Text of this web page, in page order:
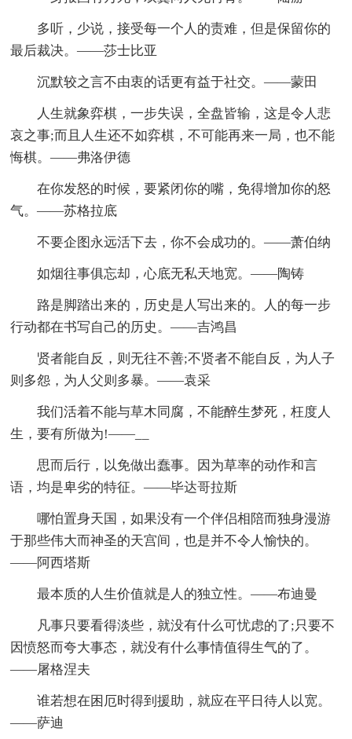
多听，少说，接受每一个人的责难，但是保留你的
最后裁决。——莎士比亚
沉默较之言不由衷的话更有益于社交。——蒙田
人生就象弈棋，一步失误，全盘皆输，这是令人悲
哀之事;而且人生还不如弈棋，不可能再来一局，也不能
悔棋。——弗洛伊德
在你发怒的时候，要紧闭你的嘴，免得增加你的怒
气。——苏格拉底
不要企图永远活下去，你不会成功的。——萧伯纳
如烟往事俱忘却，心底无私天地宽。——陶铸
路是脚踏出来的，历史是人写出来的。人的每一步
行动都在书写自己的历史。——吉鸿昌
贤者能自反，则无往不善;不贤者不能自反，为人子
则多怨，为人父则多暴。——袁采
我们活着不能与草木同腐，不能醉生梦死，枉度人
生，要有所做为!——__
思而后行，以免做出蠢事。因为草率的动作和言
语，均是卑劣的特征。——毕达哥拉斯
哪怕置身天国，如果没有一个伴侣相陪而独身漫游
于那些伟大而神圣的天宫间，也是并不令人愉快的。
——阿西塔斯
最本质的人生价值就是人的独立性。——布迪曼
凡事只要看得淡些，就没有什么可忧虑的了;只要不
因愤怒而夸大事态，就没有什么事情值得生气的了。
——屠格涅夫
谁若想在困厄时得到援助，就应在平日待人以宽。
——萨迪